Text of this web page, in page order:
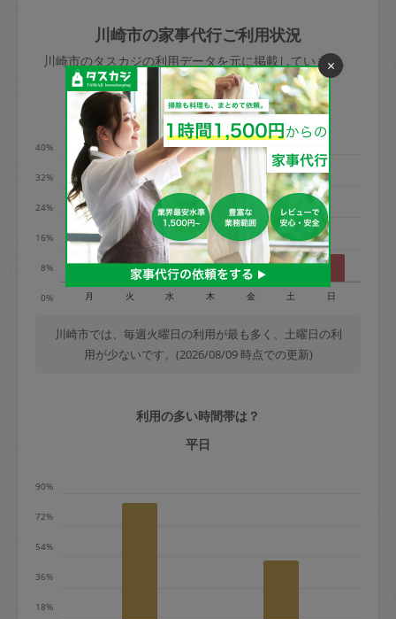
依頼者不在による当日キャンセル＝依頼
金額の100%＋交通費全額
※例：依頼日時／土曜日午前9時開始の場
合、水曜日午前9時以降はキャンセル料が
発生
水曜日9時〜金曜日9時まで＝依頼料金の
50%
金曜日9時～土曜日8時まで＝依頼金額の
100%
土曜日8時〜実施時間＝依頼金額の100%
＋交通費全額
依頼者不在による当日キャンセル＝依頼
金額の100%＋交通費全額
定期契約をキャンセルする場合、毎週定
期は月2回まで隔週定期は月1回までキャ
きた場合は損害保険の対象外となるので
ご注意ください。
玉、など
あわせてこちらも参照ください：初めて
利用します。注意しなくてはいけない点
はありますか？
川崎市の家事代行ご利用状況
川崎市のタスカジの利用データを元に掲載しています。
利用の多い曜日は？
0%
8%
16%
24%
32%
40%
月 火 水 木 金 土 日
川崎市では、毎週火曜日の利用が最も多く、土曜日の利
用が少ないです。(2026/08/09 時点での更新)
利用の多い時間帯は？
平日
18%
36%
54%
72%
90%
×